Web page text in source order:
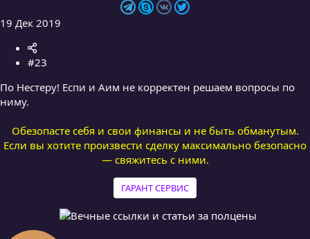
19 Дек 2019
#23
По Нестеру! Еспи и Аим не корректен решаем вопросы по
ниму.
Обезопасте себя и свои финансы и не быть обманутым.
Если вы хотите произвести сделку максимально безопасно
— свяжитесь с ними.
ГАРАНТ СЕРВИС